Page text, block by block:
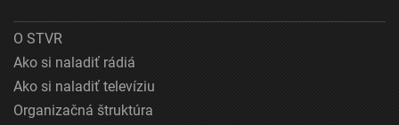
O STVR
Ako si naladiť rádiá
Ako si naladiť televíziu
Organizačná štruktúra